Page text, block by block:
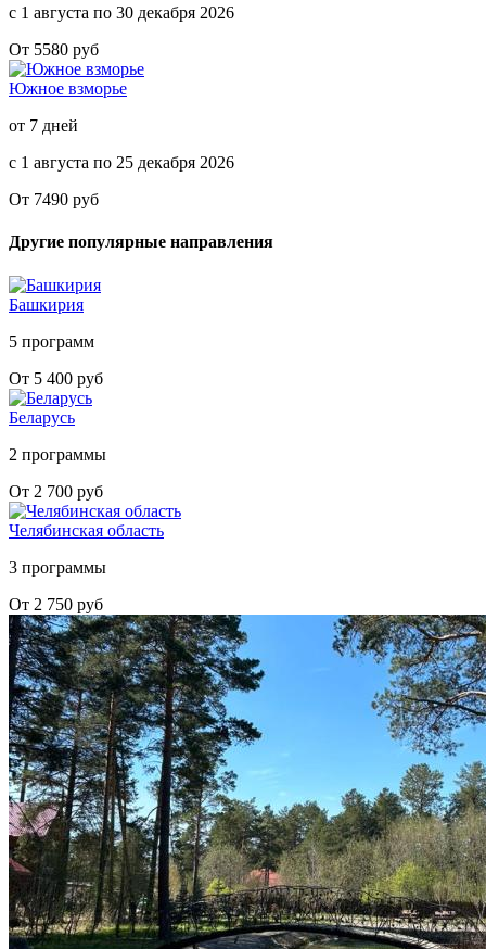
с 1 августа по 30 декабря 2026
От 5580 руб
Южное взморье
от 7 дней
с 1 августа по 25 декабря 2026
От 7490 руб
Другие популярные направления
Башкирия
5 программ
От 5 400 руб
Беларусь
2 программы
От 2 700 руб
Челябинская область
3 программы
От 2 750 руб